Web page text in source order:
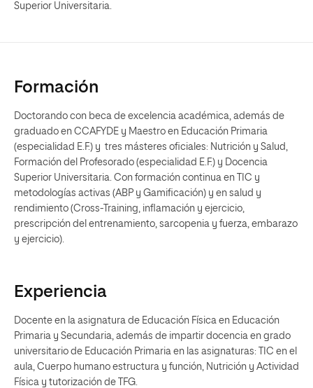
Superior Universitaria.
Formación
Doctorando con beca de excelencia académica, además de
graduado en CCAFYDE y Maestro en Educación Primaria
(especialidad E.F.) y tres másteres oficiales: Nutrición y Salud,
Formación del Profesorado (especialidad E.F.) y Docencia
Superior Universitaria. Con formación continua en TIC y
metodologías activas (ABP y Gamificación) y en salud y
rendimiento (Cross-Training, inflamación y ejercicio,
prescripción del entrenamiento, sarcopenia y fuerza, embarazo
y ejercicio).
Experiencia
Docente en la asignatura de Educación Física en Educación
Primaria y Secundaria, además de impartir docencia en grado
universitario de Educación Primaria en las asignaturas: TIC en el
aula, Cuerpo humano estructura y función, Nutrición y Actividad
Física y tutorización de TFG.